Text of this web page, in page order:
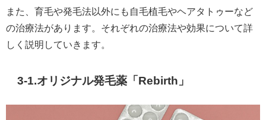
また、育毛や発毛法以外にも自毛植毛やヘアタトゥーなど
の治療法があります。それぞれの治療法や効果について詳
しく説明していきます。
3-1.オリジナル発毛薬「Rebirth」